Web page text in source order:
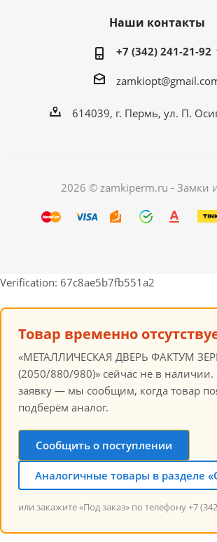
Наши контакты
+7 (342) 241-21-92
614039, г. Пермь, ул. П.
2026 © zamkiperm.ru - Замки
Verification: 67c8ae5b7fb551a2
Товар временно
«МЕТАЛЛИЧЕСКАЯ ДВЕРЬ ФАКТУМ
(2050/880/980)» сейчас не в наличии.
заявку — мы сообщим, когда товар
подберём аналог.
Сообщить о поступлении
Аналогичные товары в разделе
или закажите «Под заказ» по телефону +7